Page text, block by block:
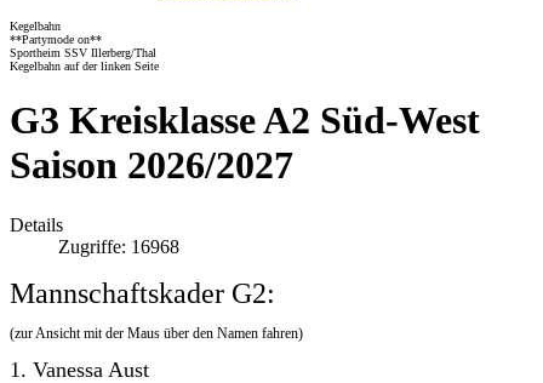
Kegelbahn
**Partymode on**
Sportheim SSV Illerberg/Thal
Kegelbahn auf der linken Seite
G3 Kreisklasse A2 Süd-West
Saison 2026/2027
Details
Zugriffe: 16968
Mannschaftskader G2:
(zur Ansicht mit der Maus über den Namen fahren)
1. Vanessa Aust